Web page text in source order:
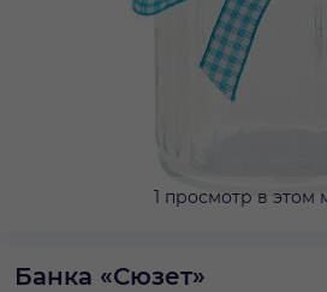
1 просмотр в этом
Банка «Сюзет»